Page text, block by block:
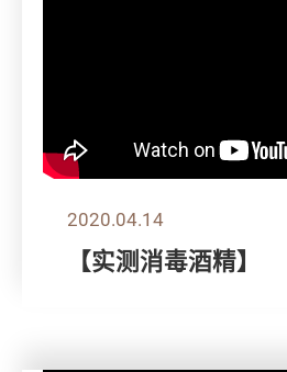
2020.04.14
【实测消毒酒精】